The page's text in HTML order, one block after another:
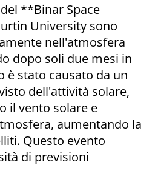
**Binar Space
University sono
nell'atmosfera
dopo soli due mesi in
è stato causato da un
dell'attività solare,
il vento solare e
aumentando la
Questo evento
di previsioni